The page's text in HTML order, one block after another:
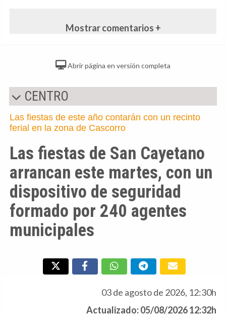
Mostrar comentarios +
Abrir página en versión completa
CENTRO
Las fiestas de este año contarán con un recinto
ferial en la zona de Cascorro
Las fiestas de San Cayetano
arrancan este martes, con un
dispositivo de seguridad
formado por 240 agentes
municipales
03 de agosto de 2026, 12:30h
Actualizado: 05/08/2026 12:32h